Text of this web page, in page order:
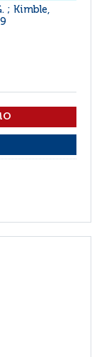
; Kimble,